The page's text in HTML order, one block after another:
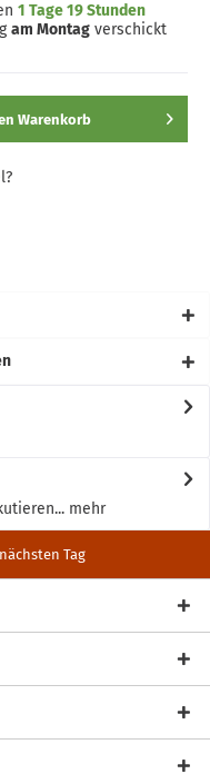
1 Tage 19 Stunden
am Montag verschickt
Warenkorb
mehr
Tag